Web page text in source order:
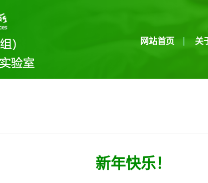
网站首页 关
新年快乐！